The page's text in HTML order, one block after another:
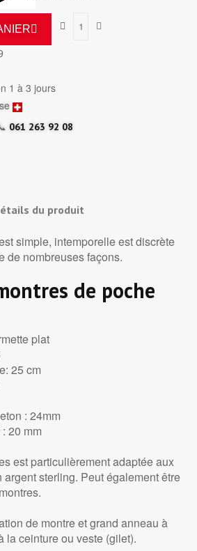
1 à 3 jours
061 263 92 08
du produit
simple, intemporelle est discrète
de nombreuses façons.
de poche
plat
25 cm
: 24mm
20 mm
est particulièrement adaptée aux
argent sterling. Peut également être
de montre et grand anneau à
la ceinture ou veste (gilet).